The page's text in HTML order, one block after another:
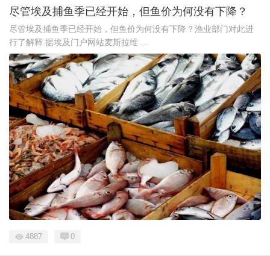
尽管埃及捕鱼季已经开始，但鱼价为何没有下降？
尽管埃及捕鱼季已经开始，但鱼价为何没有下降？渔业部门对此进
行了解释 据埃及门户网站麦斯拉维 ...
4887 0